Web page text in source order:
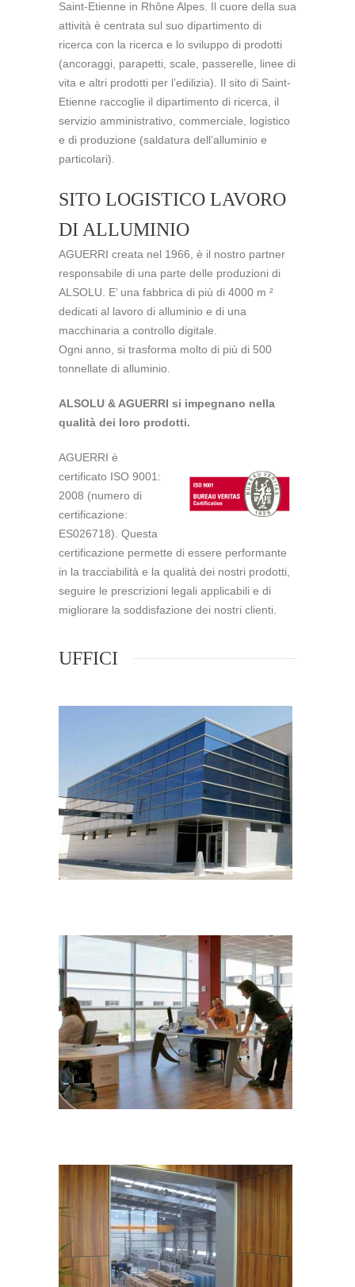
Saint-Etienne in Rhône Alpes. Il cuore della sua
attività è centrata sul suo dipartimento di
ricerca con la ricerca e lo sviluppo di prodotti
(ancoraggi, parapetti, scale, passerelle, linee di
vita e altri prodotti per l’edilizia). Il sito di Saint-
Etienne raccoglie il dipartimento di ricerca, il
servizio amministrativo, commerciale, logistico
e di produzione (saldatura dell’alluminio e
particolari).
SITO LOGISTICO LAVORO
DI ALLUMINIO
AGUERRI creata nel 1966, è il nostro partner
responsabile di una parte delle produzioni di
ALSOLU. E’ una fabbrica di più di 4000 m ²
dedicati al lavoro di alluminio e di una
macchinaria a controllo digitale.
Ogni anno, si trasforma molto di più di 500
tonnellate di alluminio.
ALSOLU & AGUERRI si impegnano nella
qualità dei loro prodotti.
AGUERRI è
certificato ISO 9001:
2008 (numero di
certificazione:
ES026718). Questa
certificazione permette di essere performante
in la tracciabilità e la qualità dei nostri prodotti,
seguire le prescrizioni legali applicabili e di
migliorare la soddisfazione dei nostri clienti.
UFFICI